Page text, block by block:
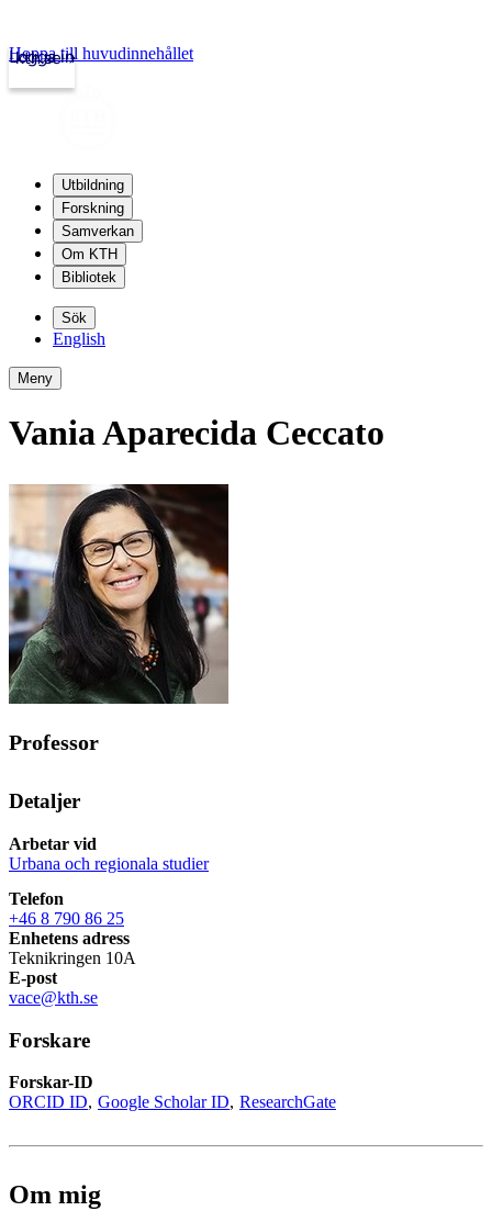
kth.se
Logga in
Hoppa till huvudinnehållet
Utbildning
Forskning
Samverkan
Om KTH
Bibliotek
Sök
English
Meny
Vania Aparecida Ceccato
Professor
Detaljer
Arbetar vid
Urbana och regionala studier
Telefon
+46 8 790 86 25
Enhetens adress
Teknikringen 10A
E-post
vace@kth.se
Forskare
Forskar-ID
ORCID ID Google Scholar ID ResearchGate
Om mig